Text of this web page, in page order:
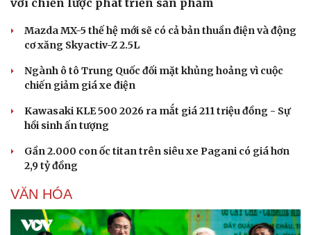
với chiến lược phát triển sản phẩm
Mazda MX-5 thế hệ mới sẽ có cả bản thuần điện và động
cơ xăng Skyactiv-Z 2.5L
Ngành ô tô Trung Quốc đối mặt khủng hoảng vì cuộc
chiến giảm giá xe điện
Kawasaki KLE 500 2026 ra mắt giá 211 triệu đồng - Sự
hồi sinh ấn tượng
Gần 2.000 con ốc titan trên siêu xe Pagani có giá hơn
2,9 tỷ đồng
VĂN HÓA